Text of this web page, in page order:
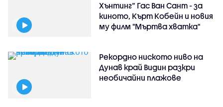
Хънтинг“ Гас Ван Сант - за
киното, Кърт Кобейн и новия
му филм "Мъртва хватка"
Рекордно ниското ниво на
Дунав край Видин разкри
необичайни плажове